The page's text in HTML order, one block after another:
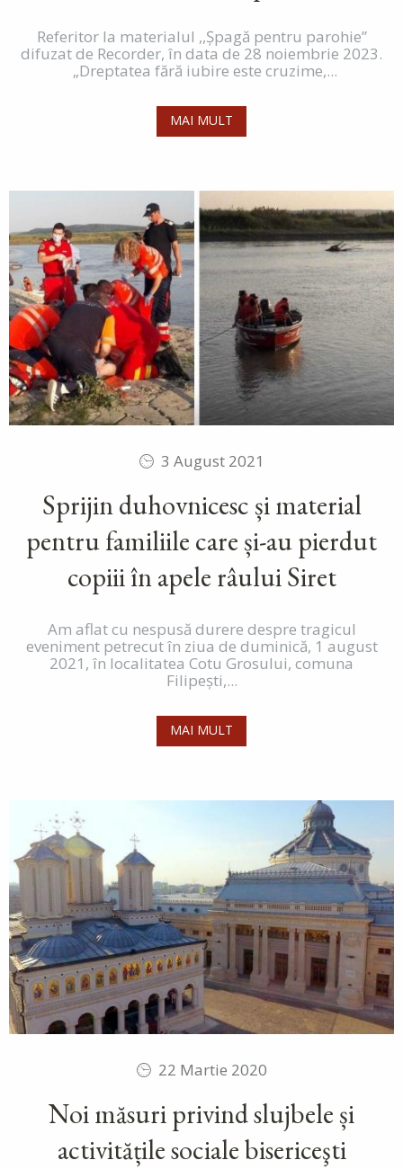
Referitor la materialul ,,Șpagă pentru parohie”
difuzat de Recorder, în data de 28 noiembrie 2023.
„Dreptatea fără iubire este cruzime,...
MAI MULT
3 August 2021
Sprijin duhovnicesc și material
pentru familiile care și-au pierdut
copiii în apele râului Siret
Am aflat cu nespusă durere despre tragicul
eveniment petrecut în ziua de duminică, 1 august
2021, în localitatea Cotu Grosului, comuna
Filipești,...
MAI MULT
22 Martie 2020
Noi măsuri privind slujbele și
activitățile sociale bisericeşti